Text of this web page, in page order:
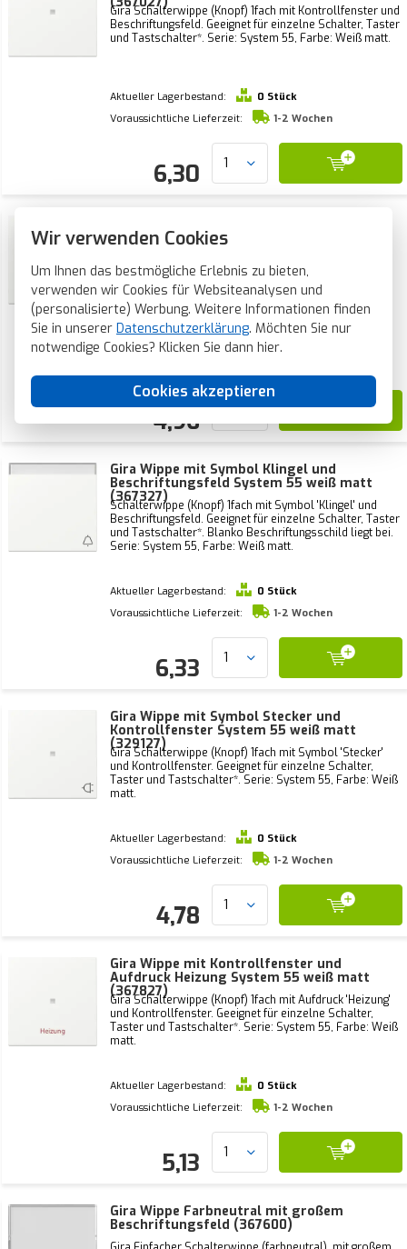
Wir verwenden Cookies
Um Ihnen das bestmögliche Erlebnis zu bieten,
verwenden wir Cookies für Websiteanalysen und
(personalisierte) Werbung. Weitere Informationen finden
Sie in unserer Datenschutzerklärung. Möchten Sie nur
notwendige Cookies? Klicken Sie dann hier.
Cookies akzeptieren
Gira Schalterwippe (Knopf) 1fach mit Kontrollfenster und
Beschriftungsfeld. Geeignet für einzelne Schalter, Taster
und Tastschalter*. Serie: System 55, Farbe: Weiß matt.
Aktueller Lagerbestand:
0 Stück
Voraussichtliche Lieferzeit:
1-2 Wochen
6,30
Kontrollfenster System 55 weiß matt
(367427)
Kontrollfenster. Geeignet für einzelne Schalter, Taster
und Tastschalter*. Serie: System 55, Farbe: Weiß matt.
Aktueller Lagerbestand:
0 Stück
4,96
Gira Wippe mit Symbol Klingel und
Beschriftungsfeld System 55 weiß matt
(367327)
Schalterwippe (Knopf) 1fach mit Symbol 'Klingel' und
Beschriftungsfeld. Geeignet für einzelne Schalter, Taster
und Tastschalter*. Blanko Beschriftungsschild liegt bei.
Serie: System 55, Farbe: Weiß matt.
Aktueller Lagerbestand:
0 Stück
Voraussichtliche Lieferzeit:
1-2 Wochen
6,33
Gira Wippe mit Symbol Stecker und
Kontrollfenster System 55 weiß matt
(329127)
Gira Schalterwippe (Knopf) 1fach mit Symbol 'Stecker'
und Kontrollfenster. Geeignet für einzelne Schalter,
Taster und Tastschalter*. Serie: System 55, Farbe: Weiß
matt.
Aktueller Lagerbestand:
0 Stück
Voraussichtliche Lieferzeit:
1-2 Wochen
4,78
Gira Wippe mit Kontrollfenster und
Aufdruck Heizung System 55 weiß matt
(367827)
Gira Schalterwippe (Knopf) 1fach mit Aufdruck 'Heizung'
und Kontrollfenster. Geeignet für einzelne Schalter,
Taster und Tastschalter*. Serie: System 55, Farbe: Weiß
matt.
Aktueller Lagerbestand:
0 Stück
Voraussichtliche Lieferzeit:
1-2 Wochen
5,13
Gira Wippe Farbneutral mit großem
Beschriftungsfeld (367600)